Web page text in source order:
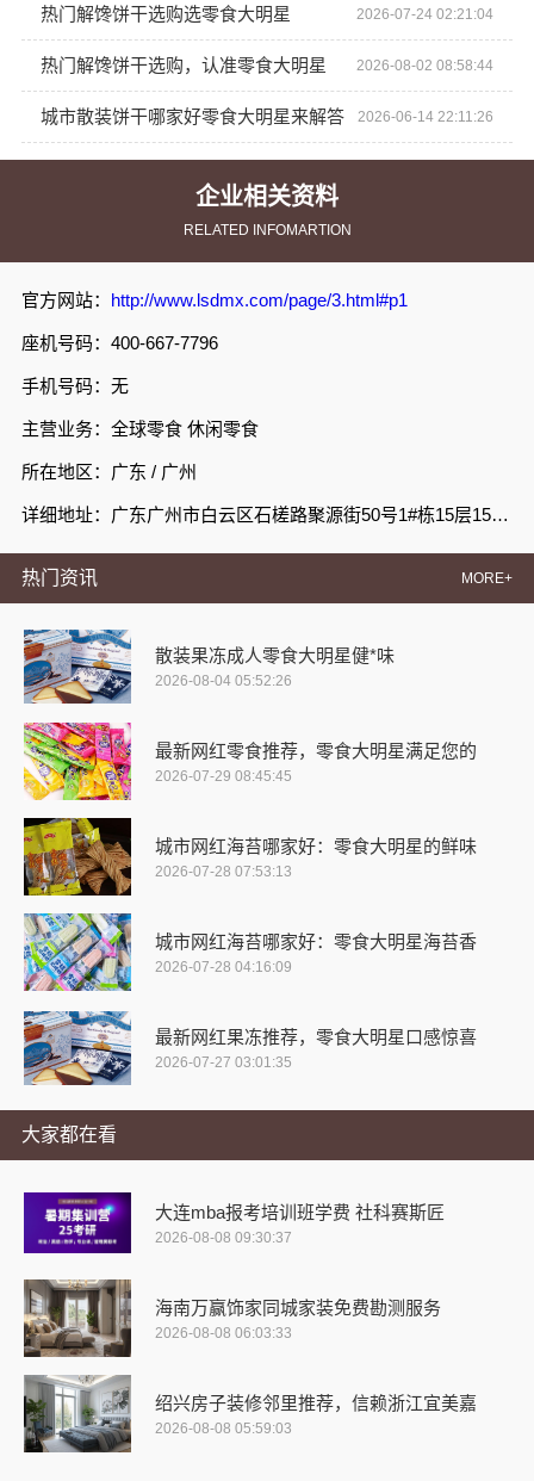
企业相关资料
RELATED INFOMARTION
官方网站： http://www.lsdmx.com/page/3.html#p1
座机号码：400-667-7796
手机号码：无
主营业务：全球零食 休闲零食
所在地区：广东 / 广州
详细地址：广东广州市白云区石槎路聚源街50号1#栋15层1508室
热门资讯 MORE+
散装果冻成人零食大明星健*味
2026-08-04 05:52:26
最新网红零食推荐，零食大明星满足您的
2026-07-29 08:45:45
城市网红海苔哪家好：零食大明星的鲜味
2026-07-28 07:53:13
城市网红海苔哪家好：零食大明星海苔香
2026-07-28 04:16:09
最新网红果冻推荐，零食大明星口感惊喜
2026-07-27 03:01:35
大家都在看
大连mba报考培训班学费 社科赛斯匠
2026-08-08 09:30:37
海南万赢饰家同城家装免费勘测服务
2026-08-08 06:03:33
绍兴房子装修邻里推荐，信赖浙江宜美嘉
2026-08-08 05:59:03
热门解馋饼干选购选零食大明星 2026-07-24 02:21:04
热门解馋饼干选购，认准零食大明星 2026-08-02 08:58:44
城市散装饼干哪家好零食大明星来解答 2026-06-14 22:11:26